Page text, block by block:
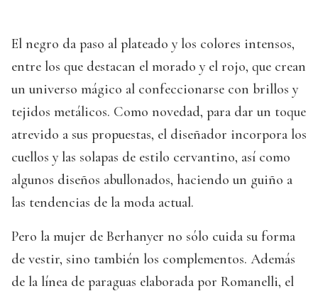
El negro da paso al plateado y los colores intensos,
entre los que destacan el morado y el rojo, que crean
un universo mágico al confeccionarse con brillos y
tejidos metálicos. Como novedad, para dar un toque
atrevido a sus propuestas, el diseñador incorpora los
cuellos y las solapas de estilo cervantino, así como
algunos diseños abullonados, haciendo un guiño a
las tendencias de la moda actual.
Pero la mujer de Berhanyer no sólo cuida su forma
de vestir, sino también los complementos. Además
de la línea de paraguas elaborada por Romanelli, el